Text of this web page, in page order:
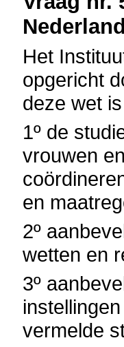
Het
opgericht
deze wet
1º de
vrouwen
en
2º
wetten en
3º
vermelde